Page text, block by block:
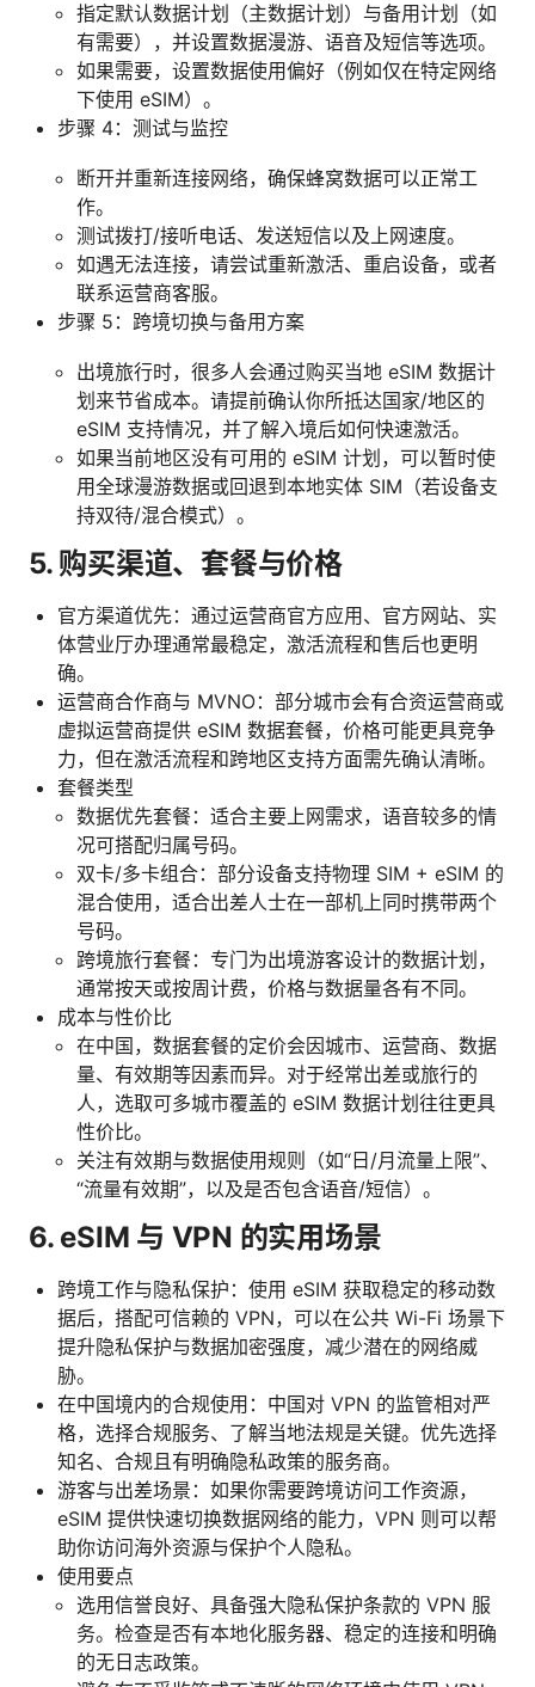
指定默认数据计划（主数据计划）与备用计划（如
有需要），并设置数据漫游、语音及短信等选项。
如果需要，设置数据使用偏好（例如仅在特定网络
下使用 eSIM）。
步骤 4：测试与监控
断开并重新连接网络，确保蜂窝数据可以正常工
作。
测试拨打/接听电话、发送短信以及上网速度。
如遇无法连接，请尝试重新激活、重启设备，或者
联系运营商客服。
步骤 5：跨境切换与备用方案
出境旅行时，很多人会通过购买当地 eSIM 数据计
划来节省成本。请提前确认你所抵达国家/地区的
eSIM 支持情况，并了解入境后如何快速激活。
如果当前地区没有可用的 eSIM 计划，可以暂时使
用全球漫游数据或回退到本地实体 SIM（若设备支
持双待/混合模式）。
5. 购买渠道、套餐与价格
官方渠道优先：通过运营商官方应用、官方网站、实
体营业厅办理通常最稳定，激活流程和售后也更明
确。
运营商合作商与 MVNO：部分城市会有合资运营商或
虚拟运营商提供 eSIM 数据套餐，价格可能更具竞争
力，但在激活流程和跨地区支持方面需先确认清晰。
套餐类型
数据优先套餐：适合主要上网需求，语音较多的情
况可搭配归属号码。
双卡/多卡组合：部分设备支持物理 SIM + eSIM 的
混合使用，适合出差人士在一部机上同时携带两个
号码。
跨境旅行套餐：专门为出境游客设计的数据计划，
通常按天或按周计费，价格与数据量各有不同。
成本与性价比
在中国，数据套餐的定价会因城市、运营商、数据
量、有效期等因素而异。对于经常出差或旅行的
人，选取可多城市覆盖的 eSIM 数据计划往往更具
性价比。
关注有效期与数据使用规则（如“日/月流量上限”、
“流量有效期”，以及是否包含语音/短信）。
6. eSIM 与 VPN 的实用场景
跨境工作与隐私保护：使用 eSIM 获取稳定的移动数
据后，搭配可信赖的 VPN，可以在公共 Wi-Fi 场景下
提升隐私保护与数据加密强度，减少潜在的网络威
胁。
在中国境内的合规使用：中国对 VPN 的监管相对严
格，选择合规服务、了解当地法规是关键。优先选择
知名、合规且有明确隐私政策的服务商。
游客与出差场景：如果你需要跨境访问工作资源，
eSIM 提供快速切换数据网络的能力，VPN 则可以帮
助你访问海外资源与保护个人隐私。
使用要点
选用信誉良好、具备强大隐私保护条款的 VPN 服
务。检查是否有本地化服务器、稳定的连接和明确
的无日志政策。